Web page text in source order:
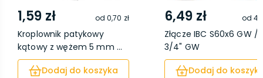
1,59 zł od0,70 zł
Kroplownik patykowy
kątowy z wężem 5 mm ...
Dodaj do koszyka
6,49 zł od
Złącze IBC S60x6 GW /
3/4" GW
Dodaj do